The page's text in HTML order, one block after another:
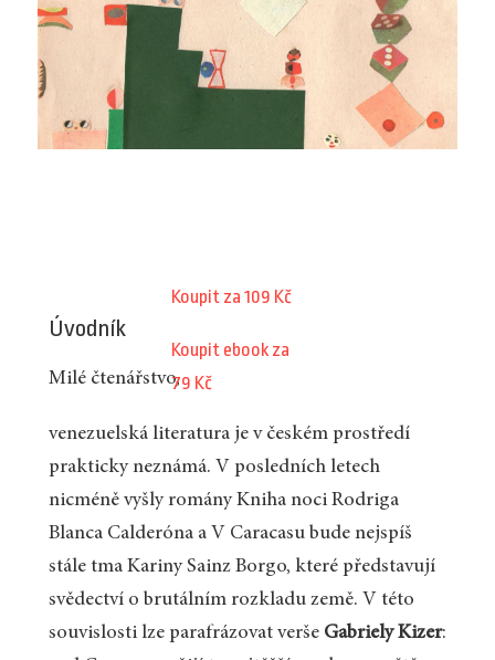
Koupit za 109 Kč
Koupit ebook za
79 Kč
Úvodník
Milé čtenářstvo,
venezuelská literatura je v českém prostředí
prakticky neznámá. V posledních letech
nicméně vyšly romány Kniha noci Rodriga
Blanca Calderóna a V Caracasu bude nejspíš
stále tma Kariny Sainz Borgo, které představují
svědectví o brutálním rozkladu země. V této
souvislosti lze parafrázovat verše Gabriely Kizer: